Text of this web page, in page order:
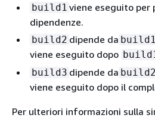
build1 viene eseguito per
dipendenze.
build2 dipende da build1
viene eseguito dopo
build3 dipende da build2
viene eseguito dopo il
Per ulteriori informazioni sulla